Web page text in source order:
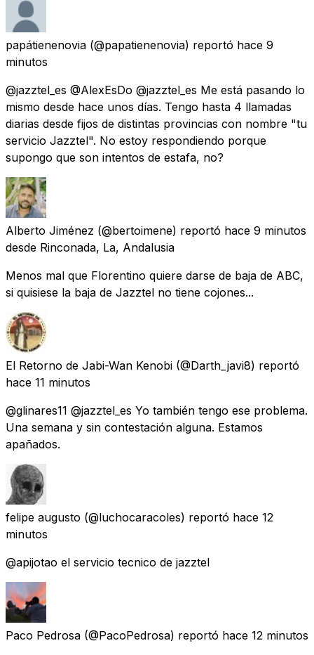
papátienenovia (@papatienenovia) reportó hace 9
minutos
@jazztel_es @AlexEsDo @jazztel_es Me está pasando lo
mismo desde hace unos días. Tengo hasta 4 llamadas
diarias desde fijos de distintas provincias con nombre "tu
servicio Jazztel". No estoy respondiendo porque
supongo que son intentos de estafa, no?
Alberto Jiménez (@bertoimene) reportó hace 9 minutos
desde Rinconada, La, Andalusia
Menos mal que Florentino quiere darse de baja de ABC,
si quisiese la baja de Jazztel no tiene cojones...
El Retorno de Jabi-Wan Kenobi (@Darth_javi8) reportó
hace 11 minutos
@glinares11 @jazztel_es Yo también tengo ese problema.
Una semana y sin contestación alguna. Estamos
apañados.
felipe augusto (@luchocaracoles) reportó hace 12
minutos
@apijotao el servicio tecnico de jazztel
Paco Pedrosa (@PacoPedrosa) reportó hace 12 minutos